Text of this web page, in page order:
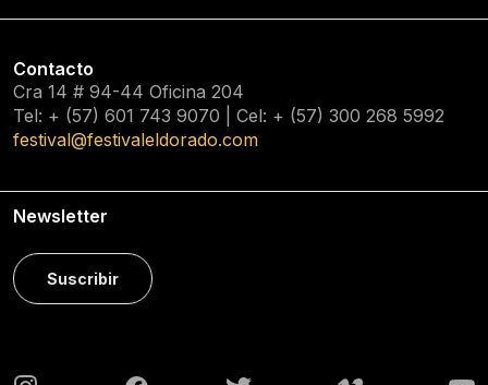
Contacto
Cra 14 # 94-44 Oficina 204
Tel: + (57) 601 743 9070 | Cel: + (57) 300 268 5992
festival@festivaleldorado.com
Newsletter
Suscribir